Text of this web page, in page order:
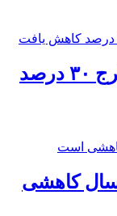
️قیمت مسکن در کرج ۳۰ درصد
سال کاهشی